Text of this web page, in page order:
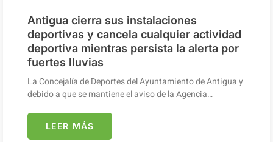
Antigua cierra sus instalaciones
deportivas y cancela cualquier actividad
deportiva mientras persista la alerta por
fuertes lluvias
La Concejalía de Deportes del Ayuntamiento de Antigua y
debido a que se mantiene el aviso de la Agencia…
LEER MÁS